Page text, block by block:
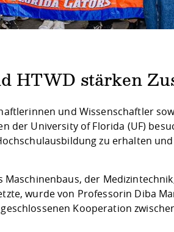
HTWD stärken
und Wissenschaftler
der University of Florida (UF)
zu erhalten
Maschinenbaus, der
wurde von Professorin Diba
Kooperation